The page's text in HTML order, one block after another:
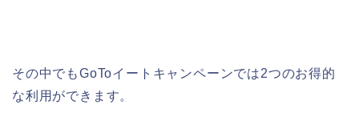
その中でもGoToイートキャンペーンでは2つのお得的
な利用ができます。